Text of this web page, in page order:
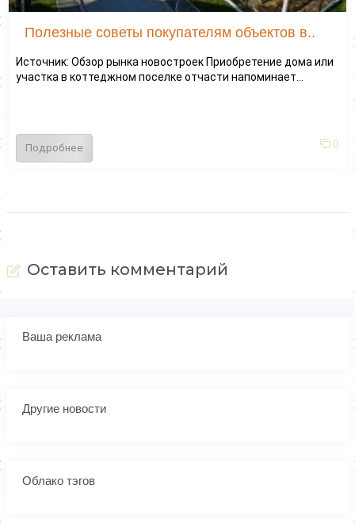
Полезные советы покупателям объектов в..
Источник: Обзор рынка новостроек Приобретение дома или
участка в коттеджном поселке отчасти напоминает...
Подробнее 0
Оставить комментарий
Ваша реклама
Другие новости
Облако тэгов